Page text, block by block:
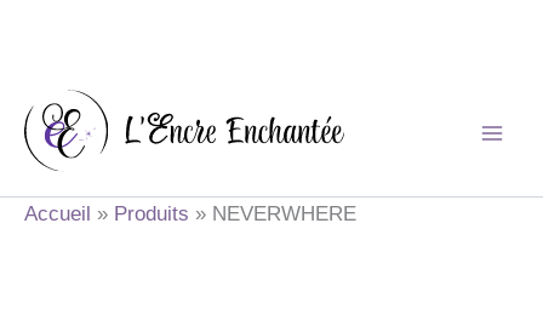
contenu
Accueil Produits NEVERWHERE